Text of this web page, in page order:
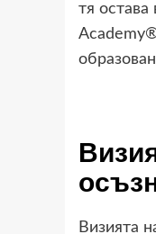
тя
Визията